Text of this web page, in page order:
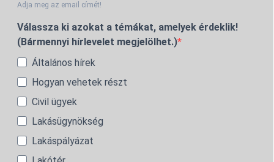
Adja meg az email címét!
Válassza ki azokat a témákat, amelyek érdeklik!
(Bármennyi hírlevelet megjelölhet.)
Általános hírek
Hogyan vehetek részt
Civil ügyek
Lakásügynökség
Lakáspályázat